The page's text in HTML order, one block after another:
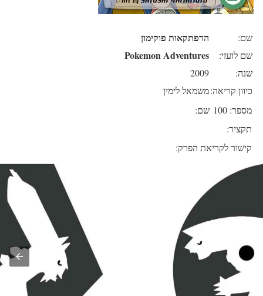
שם: הרפתקאות פוקימון
שם לועזי: Pokemon Adventures
שנה:
2009
כיוון קריאה:משמאל לימין
מספר: 100
שם:
תקציר:
קישור לקריאת הפרק: